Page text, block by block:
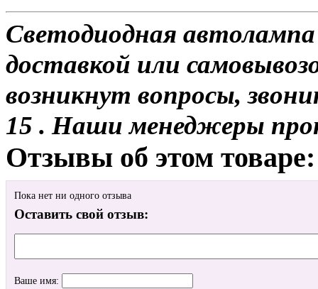
Светодиодная
доставкой или
возникнут вопросы,
15 . Наши менеджеры
Отзывы об этом товаре:
Пока нет ни одного отзыва
Оставить свой отзыв:
Ваше имя: